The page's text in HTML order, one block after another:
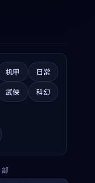
机甲
日常
武侠
科幻
部